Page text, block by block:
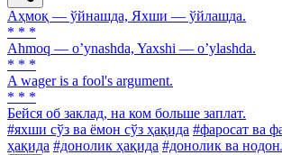
Аҳмоқ — ўйнашда, Яхши — ўйлашда.
* * *
Аhmoq — oʼynashda, Yaxshi — oʼylashda.
* * *
A wager is a fool's argument.
* * *
Бейся об заклад, на ком больше заплат.
#яхши сўз ва ёмон сўз ҳақида #фаросат ва
ҳақида #донолик ҳақида #донолик ва